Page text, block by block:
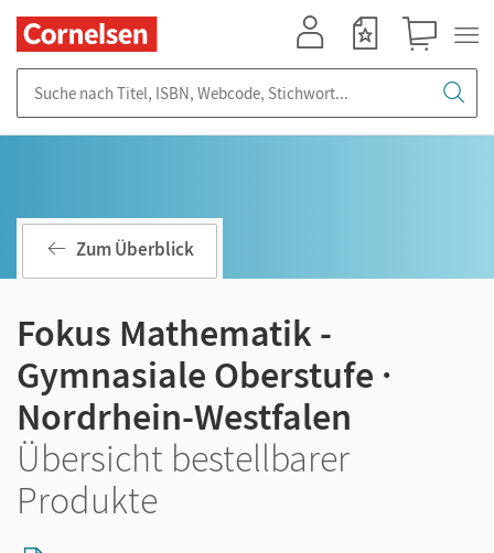
Zum Überblick
Fokus Mathematik -
Gymnasiale Oberstufe ·
Nordrhein-Westfalen
Übersicht bestellbarer
Produkte